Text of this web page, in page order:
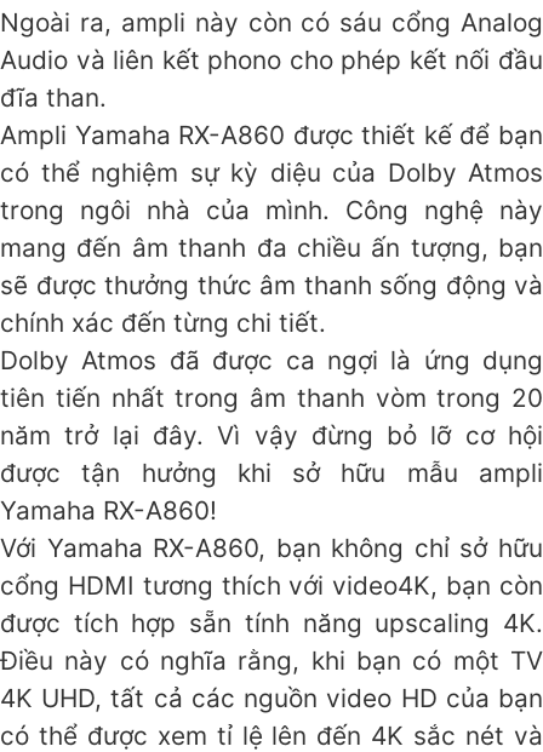
Ngoài ra, ampli này còn có sáu cổng Analog
Audio và liên kết phono cho phép kết nối đầu
đĩa than.
Ampli Yamaha RX-A860 được thiết kế để bạn
có thể nghiệm sự kỳ diệu của Dolby Atmos
trong ngôi nhà của mình. Công nghệ này
mang đến âm thanh đa chiều ấn tượng, bạn
sẽ được thưởng thức âm thanh sống động và
chính xác đến từng chi tiết.
Dolby Atmos đã được ca ngợi là ứng dụng
tiên tiến nhất trong âm thanh vòm trong 20
năm trở lại đây. Vì vậy đừng bỏ lỡ cơ hội
được tận hưởng khi sở hữu mẫu ampli
Yamaha RX-A860!
Với Yamaha RX-A860, bạn không chỉ sở hữu
cổng HDMI tương thích với video4K, bạn còn
được tích hợp sẵn tính năng upscaling 4K.
Điều này có nghĩa rằng, khi bạn có một TV
4K UHD, tất cả các nguồn video HD của bạn
có thể được xem tỉ lệ lên đến 4K sắc nét và